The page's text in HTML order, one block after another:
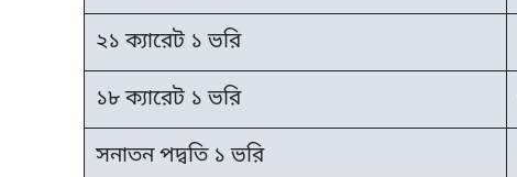
২১ ক্যারেট ১ ভরি
১৮ ক্যারেট ১ ভরি
সনাতন পদ্বতি ১ ভরি